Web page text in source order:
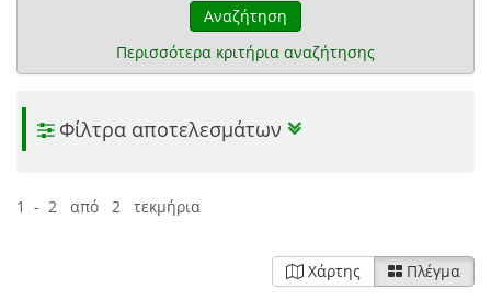
Αναζήτηση
Περισσότερα κριτήρια αναζήτησης
Φίλτρα αποτελεσμάτων
1 - 2 από 2 τεκμήρια
Χάρτης Πλέγμα